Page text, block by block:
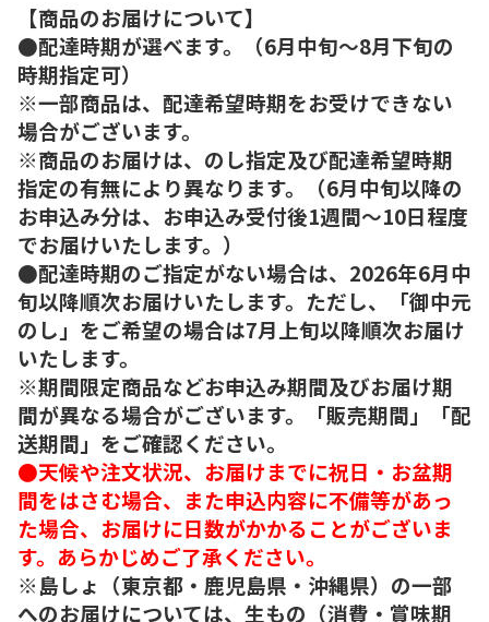
【商品のお届けについて】
●配達時期が選べます。（6月中旬～8月下旬の
時期指定可）
※一部商品は、配達希望時期をお受けできない
場合がございます。
※商品のお届けは、のし指定及び配達希望時期
指定の有無により異なります。（6月中旬以降の
お申込み分は、お申込み受付後1週間～10日程度
でお届けいたします。）
●配達時期のご指定がない場合は、2026年6月中
旬以降順次お届けいたします。ただし、「御中元
のし」をご希望の場合は7月上旬以降順次お届け
いたします。
※期間限定商品などお申込み期間及びお届け期
間が異なる場合がございます。「販売期間」「配
送期間」をご確認ください。
●天候や注文状況、お届けまでに祝日・お盆期
間をはさむ場合、また申込内容に不備等があっ
た場合、お届けに日数がかかることがございま
す。あらかじめご了承ください。
※島しょ（東京都・鹿児島県・沖縄県）の一部
へのお届けについては、生もの（消費・賞味期